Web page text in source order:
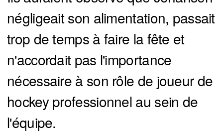
négligeait son alimentation, passait
trop de temps à faire la fête et
n'accordait pas l'importance
nécessaire à son rôle de joueur de
hockey professionnel au sein de
l'équipe.